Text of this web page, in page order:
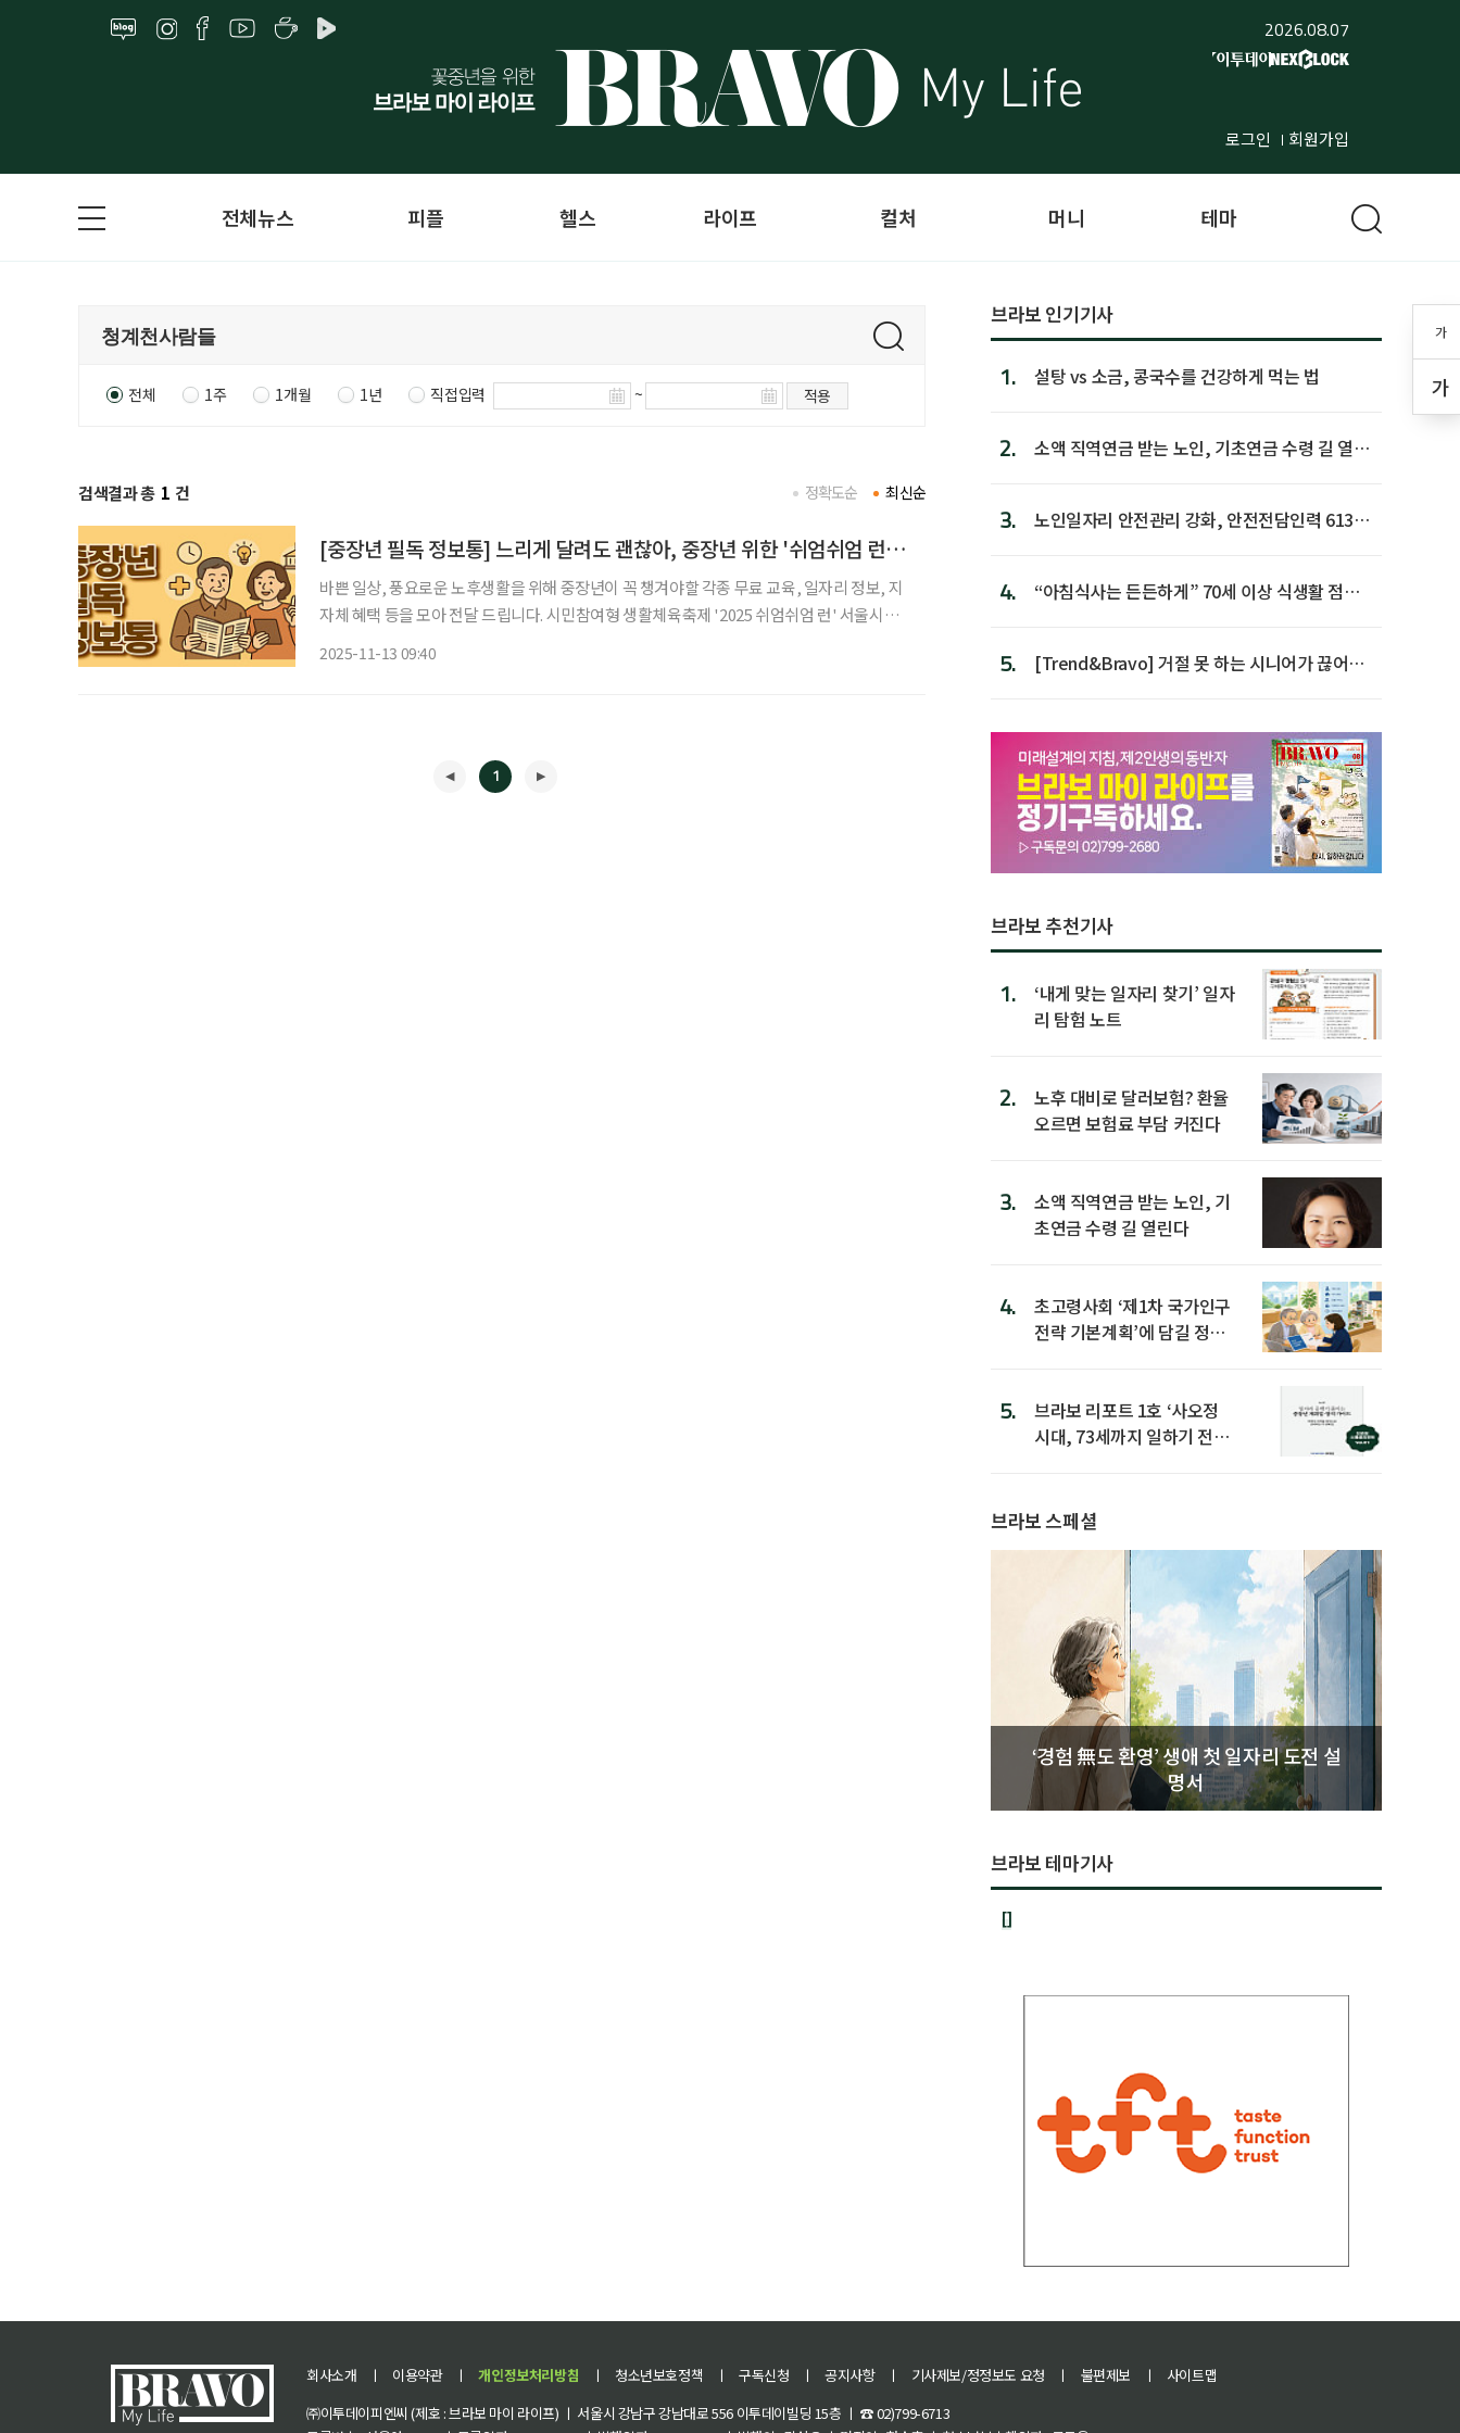
2026.08.07
로그인 회원가입
가
가
전체뉴스 피플 헬스 라이프 컬처 머니 테마
전체 1주 1개월 1년 직접입력 ~ 적용
검색결과 총 1 건 최신순
정확도순
[중장년 필독 정보통] 느리게 달려도 괜찮아, 중장년 위한 '쉬엄쉬엄 런' 개최 外
바쁜 일상, 풍요로운 노후생활을 위해 중장년이 꼭 챙겨야할 각종 무료 교육, 일자리 정보, 지
자체 혜택 등을 모아 전달 드립니다. 시민참여형 생활체육축제 '2025 쉬엄쉬엄 런' 서울시는
2025-11-13 09:40
1
브라보 인기기사
1. 설탕 vs 소금, 콩국수를 건강하게 먹는 법
2.
소액 직역연금 받는 노인, 기초연금 수령 길 열린
3.
노인일자리 안전관리 강화, 안전전담인력 613명
4.
“아침식사는 든든하게” 70세 이상 식생활 점수
5.
[Trend&Bravo] 거절 못 하는 시니어가 끊어야
브라보 추천기사
1.
‘내게 맞는 일자리 찾기’ 일자
리 탐험 노트
2.
노후 대비로 달러보험? 환율
오르면 보험료 부담 커진다
3.
소액 직역연금 받는 노인, 기
초연금 수령 길 열린다
4.
초고령사회 ‘제1차 국가인구
전략 기본계획’에 담길 정책
5.
브라보 리포트 1호 ‘사오정
시대, 73세까지 일하기 전략’
브라보 스페셜
‘경험 無도 환영’ 생애 첫 일자리 도전 설
명서
브라보 테마기사
[]
회사소개 ㅣ 이용약관 ㅣ 개인정보처리방침 ㅣ 청소년보호정책 ㅣ 구독신청 ㅣ 공지사항 ㅣ 기사제보/정정보도 요청 ㅣ 불편제보 ㅣ
사이트맵
㈜이투데이피엔씨 (제호 : 브라보 마이 라이프) ㅣ 서울시 강남구 강남대로 556 이투데이빌딩 15층 ㅣ ☎ 02)799-6713